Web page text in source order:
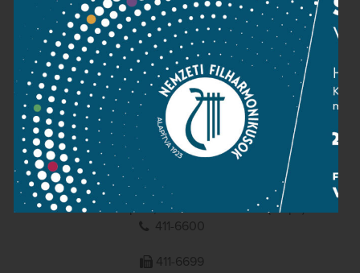
Impresszum
NEMZETI
FILHARMONIKUSOK
1095 Budapest, Komor Marcell u. 1. (Müpa)
411-6600
411-6699